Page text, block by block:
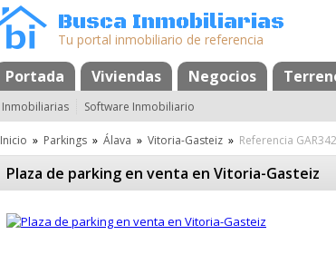
Busca Inmobiliarias
Tu portal inmobiliario de referencia
Portada Viviendas Negocios
MapaFavoritos
Inmobiliarias Software Inmobiliario
Inicio » Parkings » Álava » Vitoria-Gasteiz » Referencia
Plaza de parking en venta en Vitoria-Gasteiz